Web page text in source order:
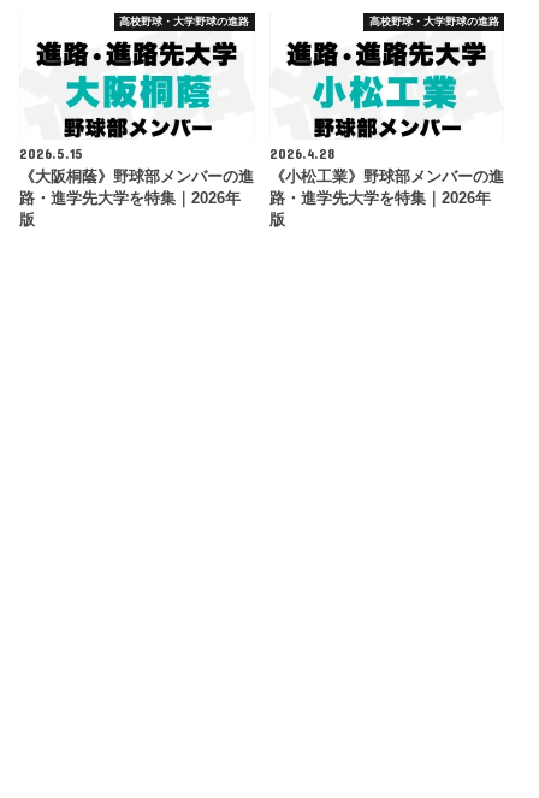
高校野球・大学野球の進路
2026.5.15
《大阪桐蔭》野球部メンバーの進
路・進学先大学を特集｜2026年
版
高校野球・大学野球の進路
2026.4.28
《小松工業》野球部メンバーの進
路・進学先大学を特集｜2026年
版